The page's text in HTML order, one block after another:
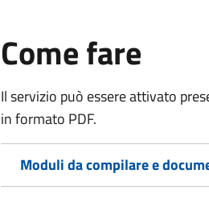
Come fare
Il servizio può essere attivato
in formato PDF.
Moduli da compilare e